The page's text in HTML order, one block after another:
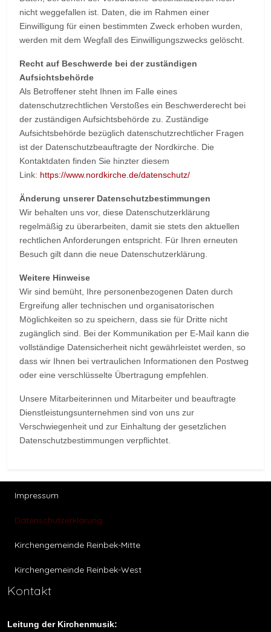
nicht weggefallen ist. Daten, die im Rahmen einer
Einwilligung für einen bestimmten Zweck erhoben wurden,
werden mit dem Wegfall des Einwilligungszwecks gelöscht.
Recht auf Beschwerde bei der zuständigen
Aufsichtsbehörde
Als Betroffener steht Ihnen im Falle eines
datenschutzrechtlichen Verstoßes ein Beschwerderecht bei
der zuständigen Aufsichtsbehörde zu. Zuständige
Aufsichtsbehörde bezüglich datenschutzrechtlicher Fragen
ist der Datenschutzbeauftragte der Nordkirche. Die
Kontaktdaten finden Sie hinzter diesem
Link: https://www.nordkirche.de/datenschutz/
Änderung unserer Datenschutzbestimmungen
Wir behalten uns vor, diese Datenschutzerklärung
regelmäßig zu überarbeiten, damit sie stets den aktuellen
rechtlichen Anforderungen entspricht. Für Ihren erneuten
Besuch gilt dann die neue Datenschutzerklärung.
Weitere Hinweise
Wir sind bemüht, Ihre personenbezogenen Daten durch
Ergreifung aller technischen und organisatorischen
Möglichkeiten so zu speichern, dass sie für Dritte nicht
zugänglich sind. Bei der Kommunikation per E-Mail kann die
vollständige Datensicherheit nicht gewährleistet werden, so
dass wir Ihnen bei vertraulichen Informationen den Postweg
oder eine verschlüsselte Übertragung empfehlen.
Unsere Mitarbeiterinnen und Mitarbeiter und beauftragte
Dienstleistungsunternehmen sind von uns zur
Verschwiegenheit und zur Einhaltung der gesetzlichen
Datenschutzbestimmungen verpflichtet.
Impressum
Datenschutzerklärung
Kirchengemeinde Reinbek-Mitte
Kirchengemeinde Reinbek-West
Kontakt
Leitung der Kirchenmusik: